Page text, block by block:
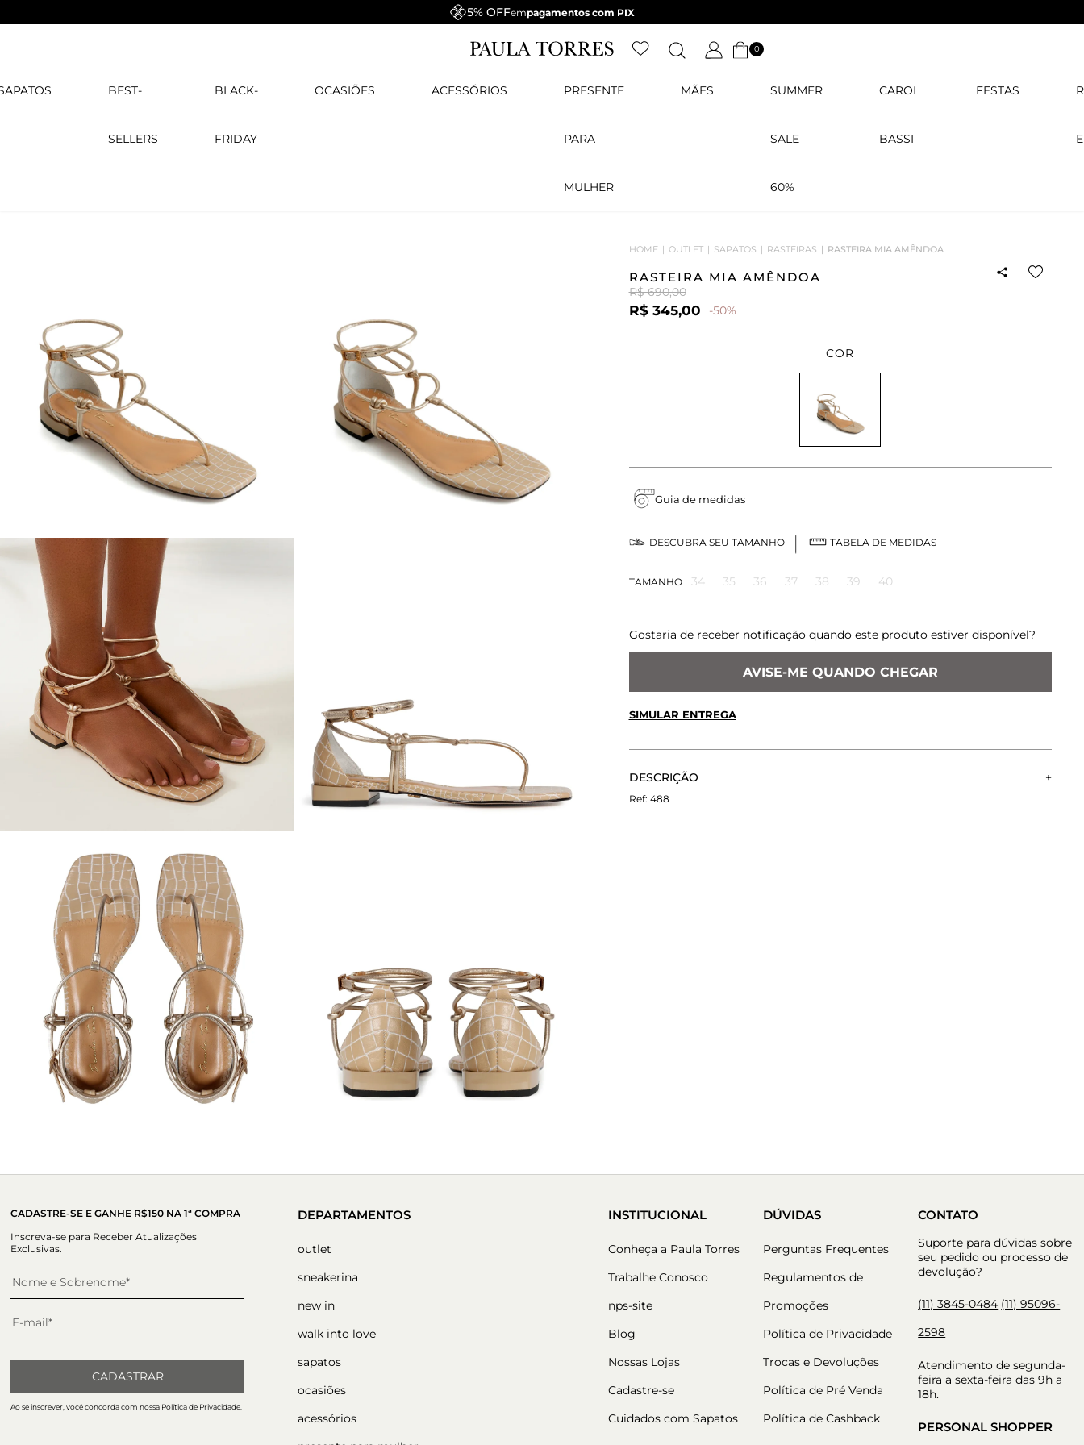
5% OFFempagamentos com PIX
0
BEST-
SELLERS
BLACK-
FRIDAY
OCASIÕES ACESSÓRIOS PRESENTE
PARA
MULHER
MÃES SUMMER
SALE
60%
CAROL
BASSI
FESTAS
HOME OUTLET SAPATOS RASTEIRAS RASTEIRA MIA AMÊNDOA
RASTEIRA MIA AMÊNDOA
R$ 690,00
R$ 345,00 -50%
COR
Guia de medidas
DESCUBRA SEU TAMANHO TABELA DE MEDIDAS
TAMANHO 34 35 36 37 38 39 40
Gostaria de receber notificação quando este produto estiver disponível?
AVISE-ME QUANDO CHEGAR
SIMULAR ENTREGA
DESCRIÇÃO
A Rasteira Mia é confeccionada em couro. Modelagem em bico e salto
488
CADASTRE-SE E GANHE R$150 NA 1ª COMPRA
Inscreva-se para Receber Atualizações
Exclusivas.
CADASTRAR
Ao se inscrever, você concorda com nossa Política de Privacidade.
DEPARTAMENTOS
outlet
sneakerina
new in
walk into love
sapatos
ocasiões
acessórios
INSTITUCIONAL
Conheça a Paula Torres
Trabalhe Conosco
nps-site
Blog
Nossas Lojas
Cadastre-se
Cuidados com Sapatos
DÚVIDAS
Perguntas Frequentes
Regulamentos de
Promoções
Política de Privacidade
Trocas e Devoluções
Política de Pré Venda
Política de Cashback
CONTATO
Suporte para dúvidas sobre
seu pedido ou processo de
devolução?
(11) 3845-0484 (11) 95096-
2598
Atendimento de segunda-
feira a sexta-feira das 9h a
18h.
PERSONAL SHOPPER